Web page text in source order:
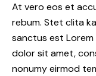
At vero eos et
rebum. Stet clita
sanctus est
dolor sit amet,
nonumy eirmod